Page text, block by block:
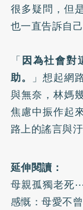
很多疑問，但
也一直告訴自
「因為社會
助。
」想起網
與無奈，林媽
焦慮中振作起
路上的謠言與
延伸閱讀：
母親孤獨老死
感慨：母愛不